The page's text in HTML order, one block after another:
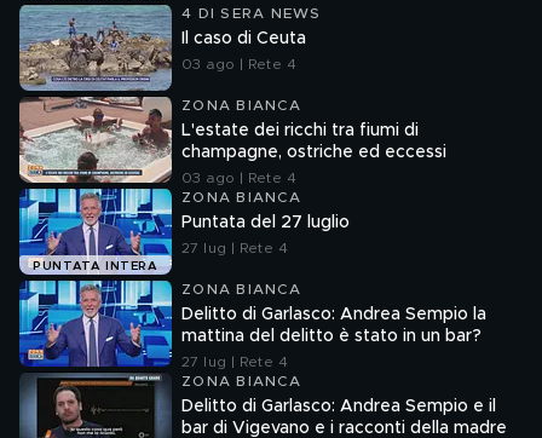
4 DI SERA NEWS
Il caso di Ceuta
03 ago | Rete 4
ZONA BIANCA
L'estate dei ricchi tra fiumi di
champagne, ostriche ed eccessi
03 ago | Rete 4
PUNTATA INTERA
ZONA BIANCA
Puntata del 27 luglio
27 lug | Rete 4
ZONA BIANCA
Delitto di Garlasco: Andrea Sempio la
mattina del delitto è stato in un bar?
27 lug | Rete 4
ZONA BIANCA
Delitto di Garlasco: Andrea Sempio e il
bar di Vigevano e i racconti della madre